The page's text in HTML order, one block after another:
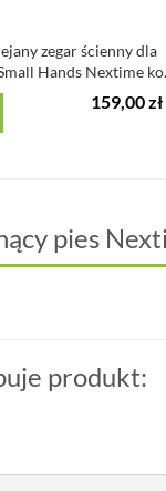
zegar ścienny dla
Hands Nextime
159,00 zł
pies
produkt: